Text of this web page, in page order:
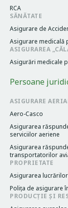
RCA
SĂNĂTATE
Asigurare de
Asigurare medicală
ASIGURAREA
Asigurări medicale
Persoane
ASIGURARE
Aero-Casco
Asigurarea
serviciilor aeriene
Asigurarea
transportatorilor
PROPRIETATE
Asigurarea
Poliţa de asigurare
PRODUCȚIE ȘI